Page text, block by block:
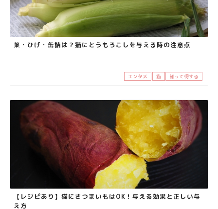
葉・ひげ・缶詰は？猫にとうもろこしを与える時の注意点
エンタメ 猫 知って得する
【レジピあり】猫にさつまいもはOK！与える効果と正しい与
え方